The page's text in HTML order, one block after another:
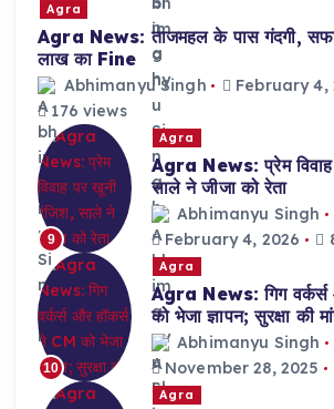
Agra
Agra News: ताजमहल के पास गंदगी,
लाख का Fine
Abhimanyu Singh
February 4,
176 views
9
Agra
Agra News: प्रेम
साले ने जीजा को रेता
Abhimanyu Singh
February 4, 2026
10
Agra
Agra News: गिग वर्कर्स
को भेजा ज्ञापन; सुरक्षा की
Abhimanyu Singh
November 28, 2025
Agra